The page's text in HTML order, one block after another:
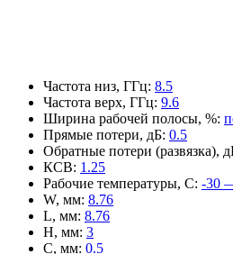
Частота низ, ГГц: 8.5
Частота верх, ГГц: 9.6
Ширина рабочей полосы, %:
Прямые потери, дБ: 0.5
Обратные потери (развязка),
КСВ: 1.25
Рабочие температуры, С: -30
W, мм: 8.76
L, мм: 8.76
H, мм: 3
C, мм: 0.5